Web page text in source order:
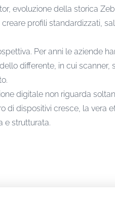
evoluzione della storica
profili standardizzati,
Per anni le aziende
differente, in cui
digitale non riguarda
dispositivi cresce, la vera
e strutturata.